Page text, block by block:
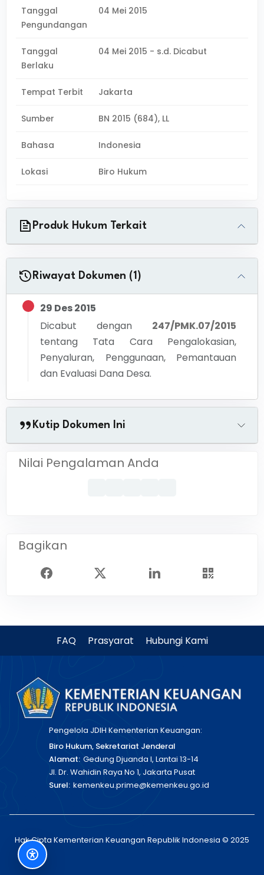
Tanggal
Pengundangan
04 Mei 2015
Tanggal
Berlaku
04 Mei 2015 - s.d. Dicabut
Tempat Terbit Jakarta
Sumber BN 2015 (684), LL
Bahasa Indonesia
Lokasi Biro Hukum
Produk Hukum Terkait
Riwayat Dokumen (1)
29 Des 2015
Dicabut dengan
247/PMK.07/2015
tentang Tata Cara Pengalokasian,
Penyaluran, Penggunaan, Pemantauan
dan Evaluasi Dana Desa.
Kutip Dokumen Ini
Nilai Pengalaman Anda
Bagikan
FAQ Prasyarat Hubungi Kami
Pengelola JDIH Kementerian Keuangan:
Biro Hukum, Sekretariat Jenderal
Alamat: Gedung Djuanda I, Lantai 13-14
Jl. Dr. Wahidin Raya No 1, Jakarta Pusat
Surel: kemenkeu.prime@kemenkeu.go.id
Hak Cipta Kementerian Keuangan Republik Indonesia © 2025